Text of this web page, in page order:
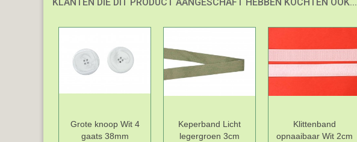
Grote knoop Wit 4
gaats 38mm
Keperband Licht
legergroen 3cm
Klittenband
opnaaibaar Wit 2cm